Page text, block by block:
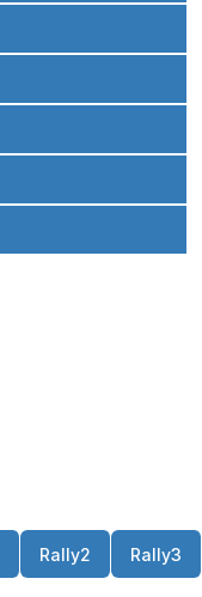
Rally2 Rally3